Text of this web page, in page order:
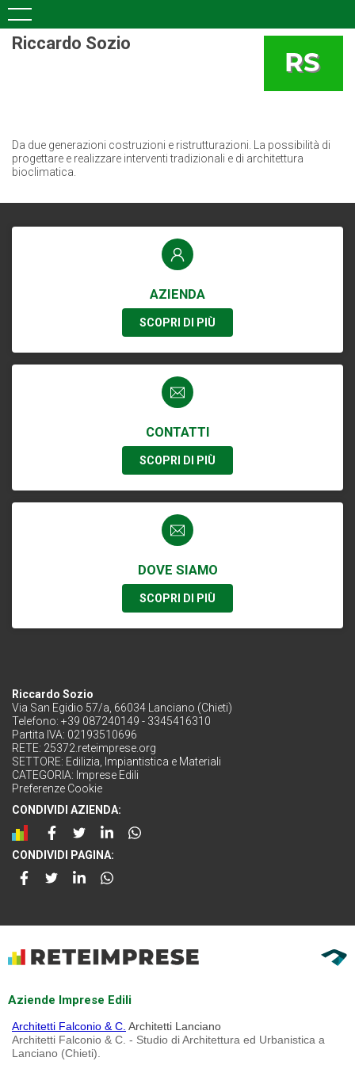
Riccardo Sozio
Da due generazioni costruzioni e ristrutturazioni. La possibilità di
progettare e realizzare interventi tradizionali e di architettura
bioclimatica.
AZIENDA
SCOPRI DI PIÙ
CONTATTI
SCOPRI DI PIÙ
DOVE SIAMO
SCOPRI DI PIÙ
Riccardo Sozio
Via San Egidio 57/a, 66034 Lanciano (Chieti)
Telefono: +39 087240149 - 3345416310
Partita IVA: 02193510696
RETE: 25372.reteimprese.org
SETTORE: Edilizia, Impiantistica e Materiali
CATEGORIA: Imprese Edili
Preferenze Cookie
CONDIVIDI AZIENDA:
CONDIVIDI PAGINA:
Aziende Imprese Edili
Architetti Falconio & C. Architetti Lanciano
Architetti Falconio & C. - Studio di Architettura ed Urbanistica a
Lanciano (Chieti).